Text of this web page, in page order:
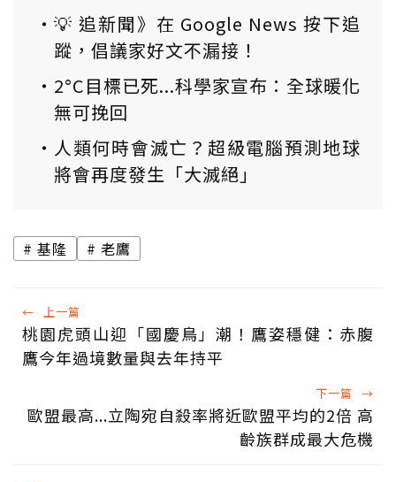
💡 追新聞》在 Google News 按下追
蹤，倡議家好文不漏接！
2°C目標已死...科學家宣布：全球暖化
無可挽回
人類何時會滅亡？超級電腦預測地球
將會再度發生「大滅絕」
基隆 老鷹
← 上一篇
桃園虎頭山迎「國慶鳥」潮！鷹姿穩健：赤腹
鷹今年過境數量與去年持平
下一篇 →
歐盟最高...立陶宛自殺率將近歐盟平均的2倍 高
齡族群成最大危機